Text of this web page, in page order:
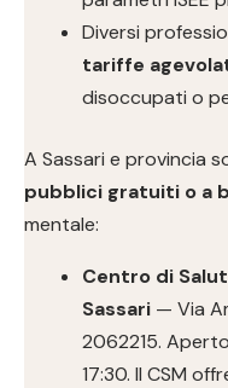
Diversi
tariffe
disoccupati o
A Sassari e provincia
pubblici gratuiti o a
mentale:
Centro di
Sassari — Via
2062215.
17:30. Il CSM